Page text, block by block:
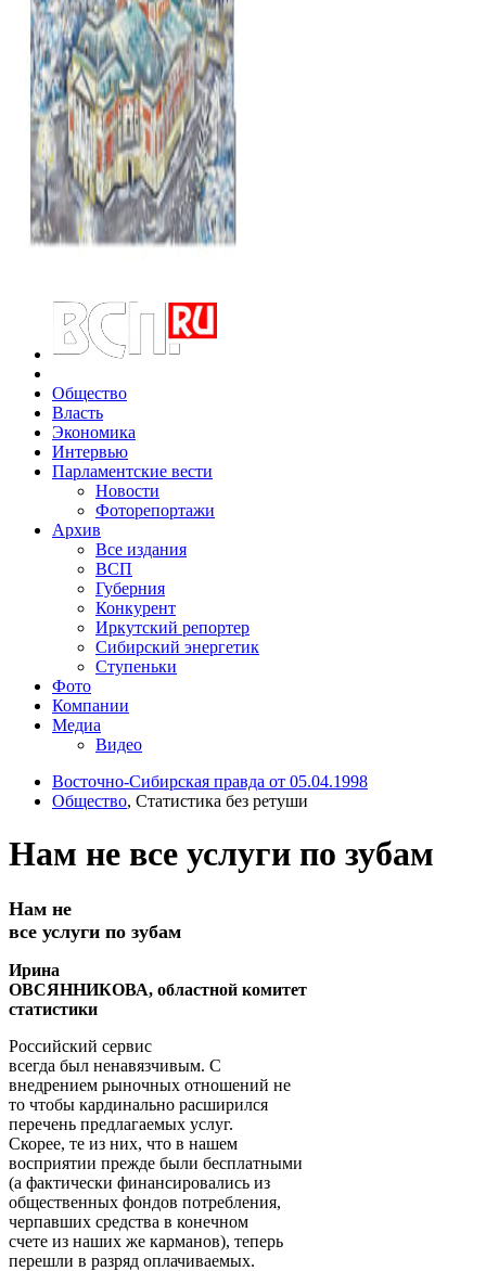
Общество
Власть
Экономика
Интервью
Парламентские вести
Новости
Фоторепортажи
Архив
Все издания
ВСП
Губерния
Конкурент
Иркутский репортер
Сибирский энергетик
Ступеньки
Фото
Компании
Медиа
Видео
Восточно-Сибирская правда от 05.04.1998
Общество, Статистика без ретуши
Нам не все услуги по зубам
Нам не
все услуги по зубам
Ирина
ОВСЯННИКОВА, областной комитет
статистики
Российский сервис
всегда был ненавязчивым. С
внедрением рыночных отношений не
то чтобы кардинально расширился
перечень предлагаемых услуг.
Скорее, те из них, что в нашем
восприятии прежде были бесплатными
(а фактически финансировались из
общественных фондов потребления,
черпавших средства в конечном
счете из наших же карманов), теперь
перешли в разряд оплачиваемых.